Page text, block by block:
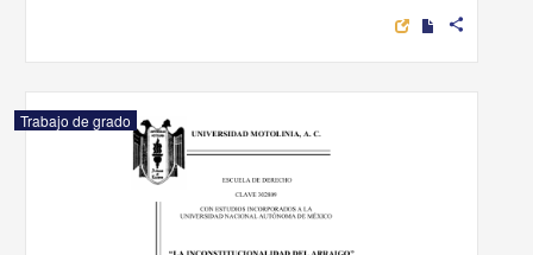
share
Trabajo de grado